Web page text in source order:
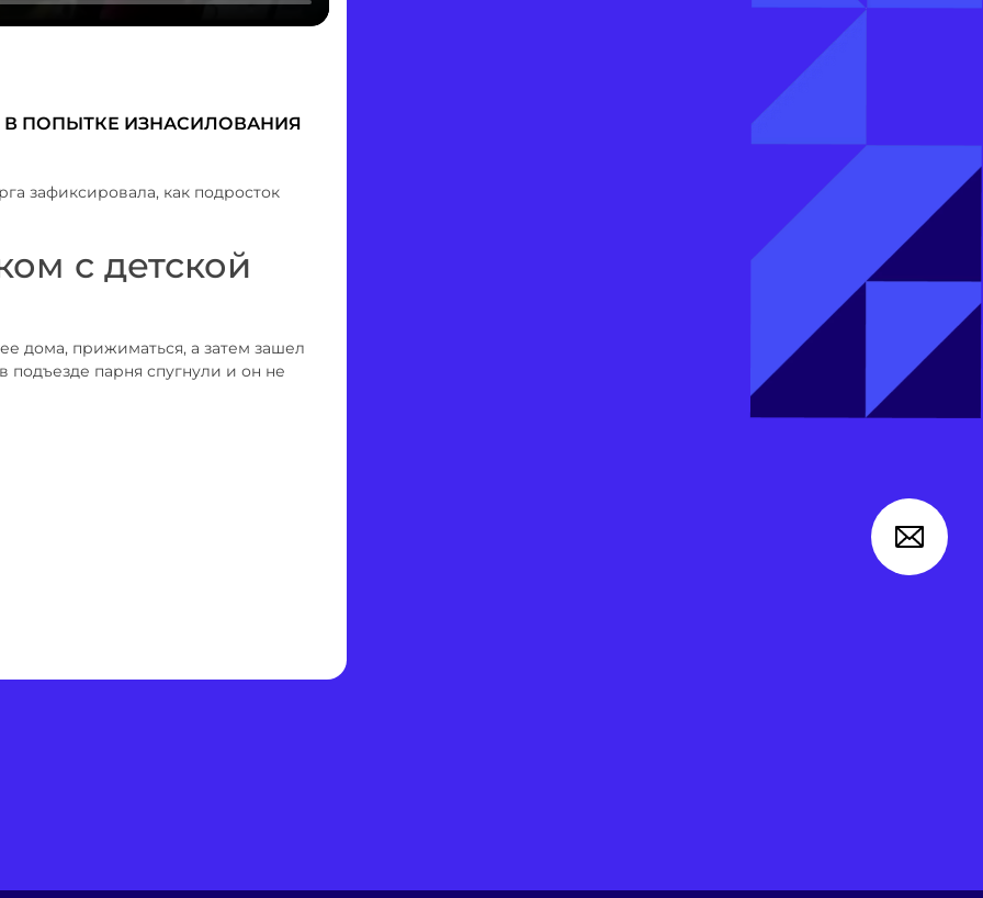
В ПОПЫТКЕ ИЗНАСИЛОВАНИЯ
зафиксировала, как подросток
с детской
дома, прижиматься, а затем зашел
парня спугнули и он не